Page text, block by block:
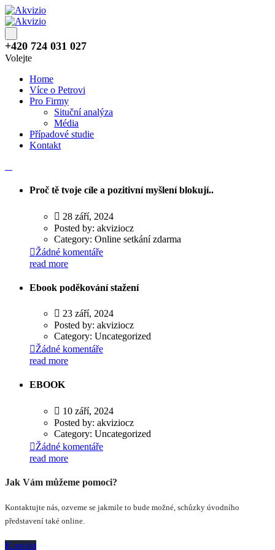
+420 724 031 027
Volejte
Home
Více o Petrovi
Pro Firmy
Situční analýza
Média
Případové studie
Kontakt
Proč tě tvoje cíle a pozitivní myšlení blokují..
28 září, 2024
Posted by: akviziocz
Category: Online setkání zdarma
Žádné komentáře
read more
Ebook poděkování stažení
23 září, 2024
Posted by: akviziocz
Category: Uncategorized
Žádné komentáře
read more
EBOOK
10 září, 2024
Posted by: akviziocz
Category: Uncategorized
Žádné komentáře
read more
Jak Vám můžeme pomoci?
Kontaktujte nás, ozveme se jakmile to bude možné, schůzky úvodního
představení také online.
Kontakt